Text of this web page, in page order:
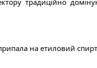
традиційно
на етиловий